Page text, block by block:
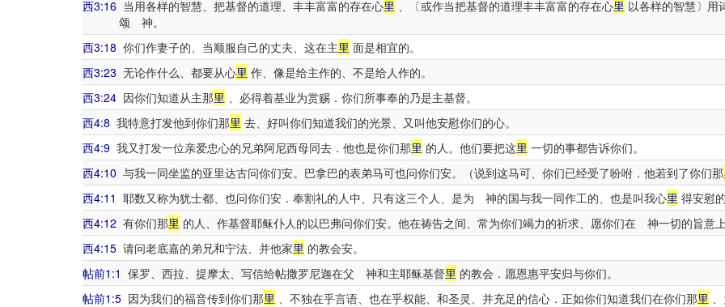
西3:16 当用各样的智慧、把基督的道理、丰丰富富的存在心里 、〔或作当把基督的道理丰丰富富的存在心里 以各样的智慧〕用
颂 神。
西3:18 你们作妻子的、当顺服自己的丈夫、这在主里 面是相宜的。
西3:23 无论作什么、都要从心里 作、像是给主作的、不是给人作的。
西3:24 因你们知道从主那里 、必得着基业为赏赐．你们所事奉的乃是主基督。
西4:8 我特意打发他到你们那里 去、好叫你们知道我们的光景、又叫他安慰你们的心。
西4:9 我又打发一位亲爱忠心的兄弟阿尼西母同去．他也是你们那里 的人。他们要把这里 一切的事都告诉你们。
西4:10 与我一同坐监的亚里达古问你们安。巴拿巴的表弟马可也问你们安。（说到这马可、你们已经受了吩咐．他若到了你们那
西4:11 耶数又称为犹士都、也问你们安．奉割礼的人中、只有这三个人、是为 神的国与我一同作工的、也是叫我心里 得安慰
西4:12 有你们那里 的人、作基督耶稣仆人的以巴弗问你们安。他在祷告之间、常为你们竭力的祈求、愿你们在 神一切的旨意
西4:15 请问老底嘉的弟兄和宁法、并他家里 的教会安。
帖前1:1 保罗、西拉、提摩太、写信给帖撒罗尼迦在父 神和主耶稣基督里 的教会．愿恩惠平安归与你们。
帖前1:5 因为我们的福音传到你们那里 、不独在乎言语、也在乎权能、和圣灵、并充足的信心．正如你们知道我们在你们那里